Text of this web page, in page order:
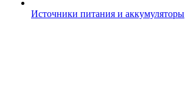
Источники питания и аккумуляторы